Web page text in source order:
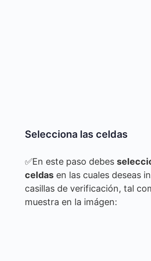
Selecciona las celdas
✅En este paso debes
celdas en las cuales deseas
casillas de verificación, tal
muestra en la imágen: